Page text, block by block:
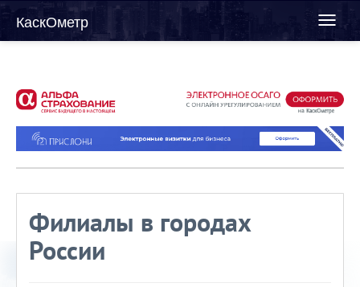
Toggle
КаскОметр
Филиалы в городах
России